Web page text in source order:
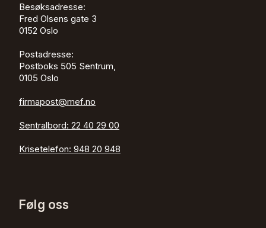
Besøksadresse:
Fred Olsens gate 3
0152 Oslo
Postadresse:
Postboks 505 Sentrum,
0105 Oslo
firmapost@mef.no
Sentralbord: 22 40 29 00
Krisetelefon: 948 20 948
Følg oss